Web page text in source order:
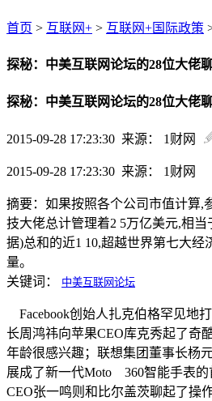
首页 > 互联网+ > 互联网+国际政策
探秘：中美互联网论坛的28位大佬聊
探秘：中美互联网论坛的28位大佬聊
2015-09-28 17:23:30 来源： 1财网
2015-09-28 17:23:30 来源： 1财网
摘要： 如果按照各个公司市值计算,
技大佬总计管理着2 5万亿美元,相当
据)总和的近1 10,超越世界第七大经
量。
关键词：
中美互联网论坛
Facebook创始人扎克伯格罕见地
长周鸿祎向苹果CEO库克秀起了奇
年龄很感兴趣；联想集团董事长杨
展成了新一代Moto 360智能手表的
CEO张一鸣则和比尔盖茨聊起了